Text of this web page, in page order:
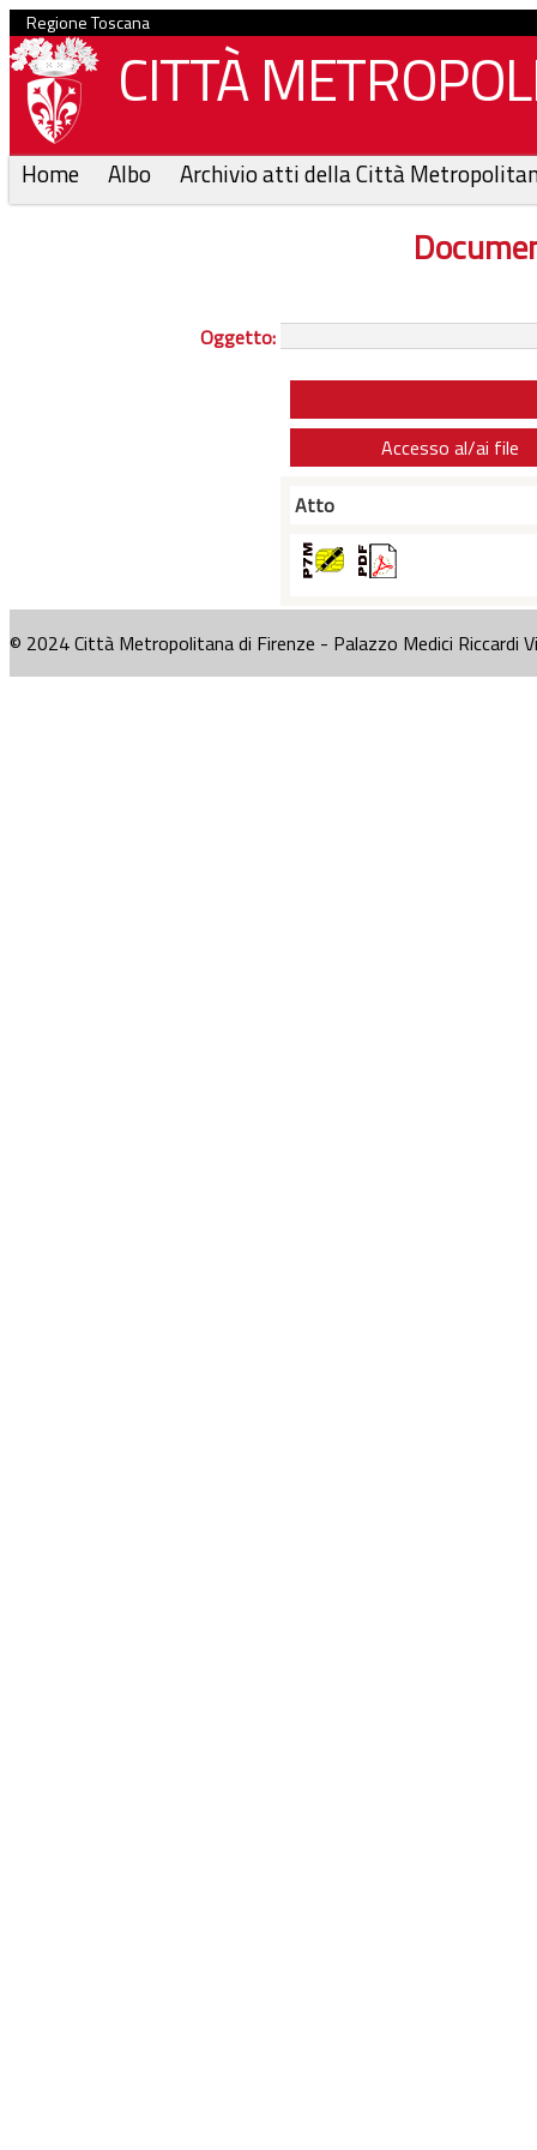
Regione Toscana
CITTÀ
Home Albo Archivio atti della Città
Oggetto:
Accesso al/ai file
Atto
© 2024 Città Metropolitana di Firenze - Palazzo Medici Riccardi